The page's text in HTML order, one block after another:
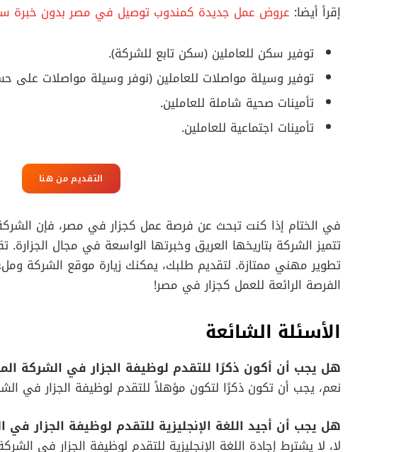
إقرأ أيضا: عروض عمل جديدة كمندوب توصيل في مصر بدون خبرة
توفير سكن للعاملين (سكن تابع للشركة).
توفير وسيلة مواصلات للعاملين (نوفر وسيلة مواصلات على
تأمينات صحية شاملة للعاملين.
تأمينات اجتماعية للعاملين.
التقديم من هنا
في الختام إذا كنت تبحث عن فرصة عمل كجزار في مصر، فإن
تتميز الشركة بتاريخها العريق وخبرتها الواسعة في مجال
تطوير مهني ممتازة. لتقديم طلبك، يمكنك زيارة موقع الشركة
الفرصة الرائعة للعمل كجزار في مصر!
الأسئلة الشائعة
هل يجب أن أكون ذكرًا للتقدم لوظيفة الجزار في الشركة
نعم، يجب أن تكون ذكرًا لتكون مؤهلاً للتقدم لوظيفة الجزار في
هل يجب أن أجيد اللغة الإنجليزية للتقدم لوظيفة الجزار
لا، لا يشترط إجادة اللغة الإنجليزية للتقدم لوظيفة الجزار في